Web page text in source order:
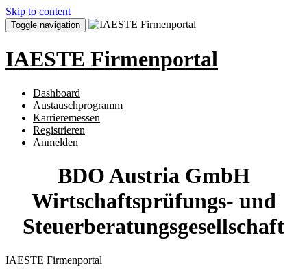
Skip to content
Toggle navigation
IAESTE Firmenportal
Dashboard
Austauschprogramm
Karrieremessen
Registrieren
Anmelden
BDO Austria GmbH
Wirtschaftsprüfungs- und
Steuerberatungsgesellschaft
IAESTE Firmenportal